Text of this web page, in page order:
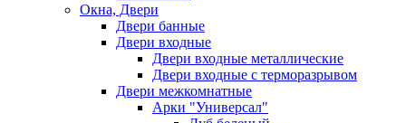
Окна, Двери
Двери банные
Двери входные
Двери входные металлические
Двери входные с терморазрывом
Двери межкомнатные
Арки "Универсал"